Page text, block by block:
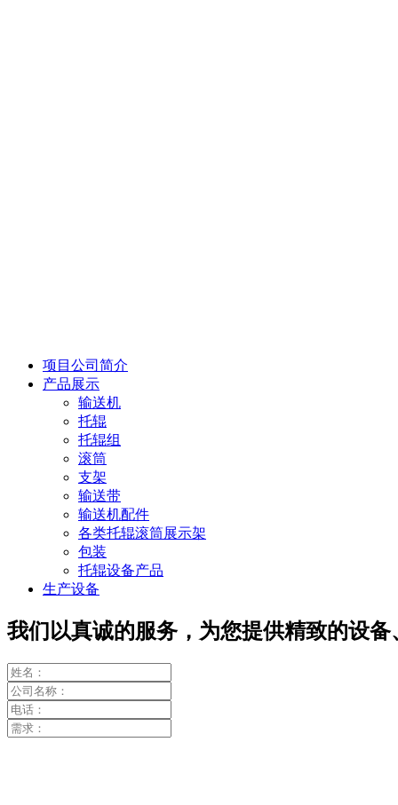
项目公司简介
产品展示
输送机
托辊
托辊组
滚筒
支架
输送带
输送机配件
各类托辊滚筒展示架
包装
托辊设备产品
生产设备
我们以真诚的服务，为您提供精致的设